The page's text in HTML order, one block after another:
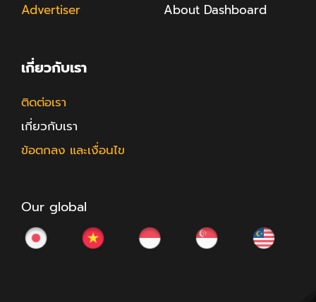
Advertiser
About Dashboard
เกี่ยวกับเรา
ติดต่อเรา
เกี่ยวกับเรา
ข้อตกลง และเงื่อนไข
Our global